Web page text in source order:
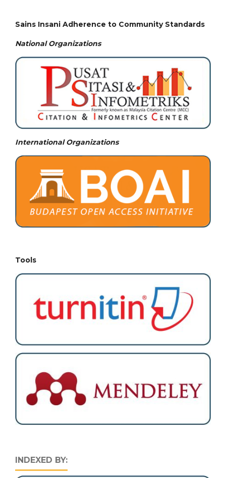
Sains Insani Adherence to Community Standards
National Organizations
International Organizations
Tools
INDEXED BY: